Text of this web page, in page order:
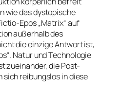
wie das dystopische
Epos „Matrix“ auf
außerhalb des
die einzige Antwort ist,
Natur und Technologie
zueinander, die Post-
sich reibungslos in diese